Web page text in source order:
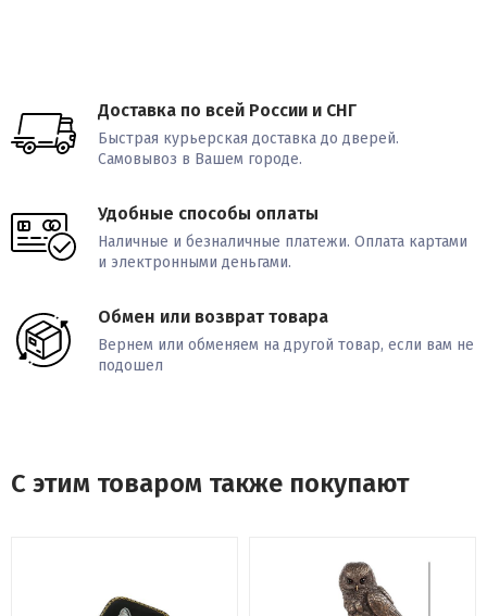
Доставка по всей России и СНГ
Быстрая курьерская доставка до дверей.
Самовывоз в Вашем городе.
Удобные способы оплаты
Наличные и безналичные платежи. Оплата картами
и электронными деньгами.
Обмен или возврат товара
Вернем или обменяем на другой товар, если вам не
подошел
С этим товаром также покупают